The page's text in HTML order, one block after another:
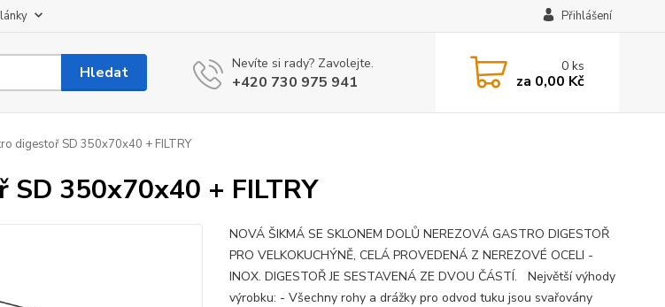
Přihlášení
Hledat Nevíte si rady? Zavolejte.
+420 730 975 941
0ks
za 0,00 Kč
digestoř SD 350x70x40 + FILTRY
350x70x40 + FILTRY
NOVÁ ŠIKMÁ SE SKLONEM DOLŮ NEREZOVÁ GASTRO DIGESTOŘ
PRO VELKOKUCHÝNĚ, CELÁ PROVEDENÁ Z NEREZOVÉ OCELI -
INOX. DIGESTOŘ JE SESTAVENÁ ZE DVOU ČÁSTÍ. Největší výhody
výrobku: - Všechny rohy a drážky pro odvod tuku jsou svařovány